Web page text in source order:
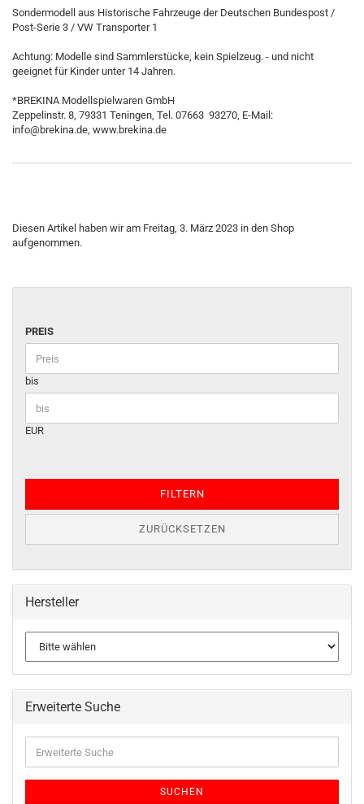
Sondermodell aus Historische Fahrzeuge der Deutschen Bundespost /
Post-Serie 3 / VW Transporter 1
Achtung: Modelle sind Sammlerstücke, kein Spielzeug. - und nicht
geeignet für Kinder unter 14 Jahren.
*BREKINA Modellspielwaren GmbH
Zeppelinstr. 8, 79331 Teningen, Tel. 07663 93270, E-Mail:
info@brekina.de, www.brekina.de
Diesen Artikel haben wir am Freitag, 3. März 2023 in den Shop
aufgenommen.
PREIS
bis
EUR
FILTERN
ZURÜCKSETZEN
Hersteller
Erweiterte Suche
SUCHEN